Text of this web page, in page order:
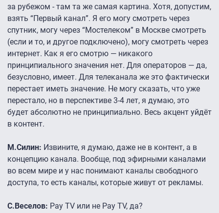
за рубежом - там та же самая картина. Хотя, допустим,
взять “Первый канал”. Я его могу смотреть через
спутник, могу через “Мостелеком” в Москве смотреть
(если и то, и другое подключено), могу смотреть через
интернет. Как я его смотрю — никакого
принципиального значения нет. Для операторов — да,
безусловно, имеет. Для телеканала же это фактически
перестает иметь значение. Не могу сказать, что уже
перестало, но в перспективе 3-4 лет, я думаю, это
будет абсолютно не принципиально. Весь акцент уйдёт
в контент.
М.Силин: Извините, я думаю, даже не в контент, а в
концепцию канала. Вообще, под эфирными каналами
во всем мире и у нас понимают каналы свободного
доступа, то есть каналы, которые живут от рекламы.
С.Веселов: Pay TV или не Pay TV, да?